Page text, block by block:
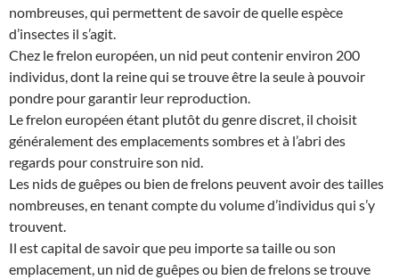
nombreuses, qui permettent de savoir de quelle espèce
d’insectes il s’agit.
Chez le frelon européen, un nid peut contenir environ 200
individus, dont la reine qui se trouve être la seule à pouvoir
pondre pour garantir leur reproduction.
Le frelon européen étant plutôt du genre discret, il choisit
généralement des emplacements sombres et à l’abri des
regards pour construire son nid.
Les nids de guêpes ou bien de frelons peuvent avoir des tailles
nombreuses, en tenant compte du volume d’individus qui s’y
trouvent.
Il est capital de savoir que peu importe sa taille ou son
emplacement, un nid de guêpes ou bien de frelons se trouve